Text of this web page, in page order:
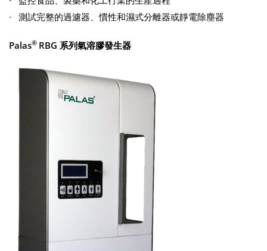
· 測試完整的過濾器、慣性和濕式分離器或靜電除塵器
Palas® RBG 系列氣溶膠發生器